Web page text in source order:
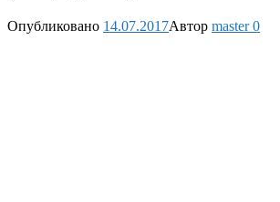
Опубликовано 14.07.2017Автор master0